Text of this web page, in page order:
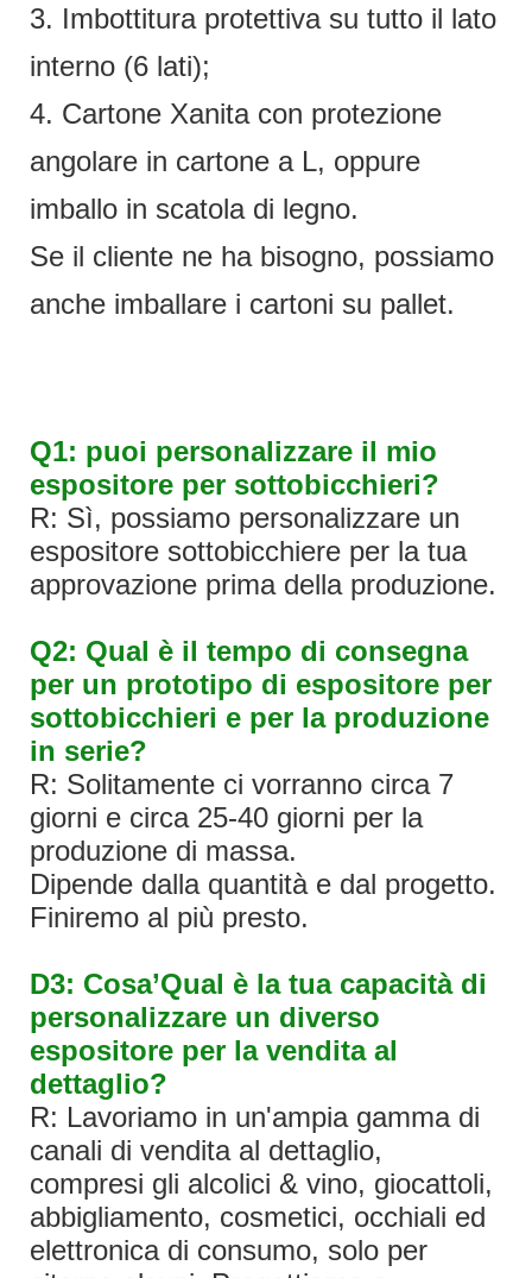
3. Imbottitura protettiva su tutto il lato
interno (6 lati);
4. Cartone Xanita con protezione
angolare in cartone a L, oppure
imballo in scatola di legno.
Se il cliente ne ha bisogno, possiamo
anche imballare i cartoni su pallet.
Q1: puoi personalizzare il mio
espositore per sottobicchieri?
R: Sì, possiamo personalizzare un
espositore sottobicchiere per la tua
approvazione prima della produzione.
Q2: Qual è il tempo di consegna
per un prototipo di espositore per
sottobicchieri e per la produzione
in serie?
R: Solitamente ci vorranno circa 7
giorni e circa 25-40 giorni per la
produzione di massa.
Dipende dalla quantità e dal progetto.
Finiremo al più presto.
D3: Cosa’Qual è la tua capacità di
personalizzare un diverso
espositore per la vendita al
dettaglio?
R: Lavoriamo in un'ampia gamma di
canali di vendita al dettaglio,
compresi gli alcolici & vino, giocattoli,
abbigliamento, cosmetici, occhiali ed
elettronica di consumo, solo per